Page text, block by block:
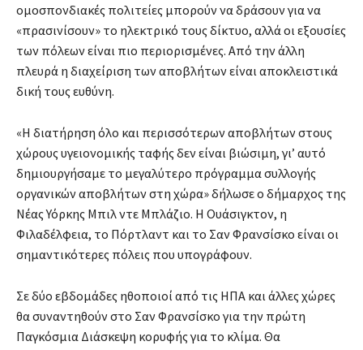
ομοσπονδιακές πολιτείες μπορούν να δράσουν για να
«πρασινίσουν» το ηλεκτρικό τους δίκτυο, αλλά οι εξουσίες
των πόλεων είναι πιο περιορισμένες. Από την άλλη
πλευρά η διαχείριση των αποβλήτων είναι αποκλειστικά
δική τους ευθύνη.
«Η διατήρηση όλο και περισσότερων αποβλήτων στους
χώρους υγειονομικής ταφής δεν είναι βιώσιμη, γι’ αυτό
δημιουργήσαμε το μεγαλύτερο πρόγραμμα συλλογής
οργανικών αποβλήτων στη χώρα» δήλωσε ο δήμαρχος της
Νέας Υόρκης Μπιλ ντε Μπλάζιο. Η Ουάσιγκτον, η
Φιλαδέλφεια, το Πόρτλαντ και το Σαν Φρανσίσκο είναι οι
σημαντικότερες πόλεις που υπογράφουν.
Σε δύο εβδομάδες ηθοποιοί από τις ΗΠΑ και άλλες χώρες
θα συναντηθούν στο Σαν Φρανσίσκο για την πρώτη
Παγκόσμια Διάσκεψη κορυφής για το κλίμα. Θα